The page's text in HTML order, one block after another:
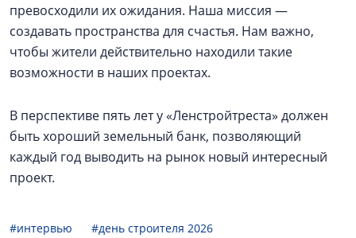
превосходили их ожидания. Наша миссия —
создавать пространства для счастья. Нам важно,
чтобы жители действительно находили такие
возможности в наших проектах.
В перспективе пять лет у «Ленстройтреста» должен
быть хороший земельный банк, позволяющий
каждый год выводить на рынок новый интересный
проект.
#интервью
#день строителя 2026